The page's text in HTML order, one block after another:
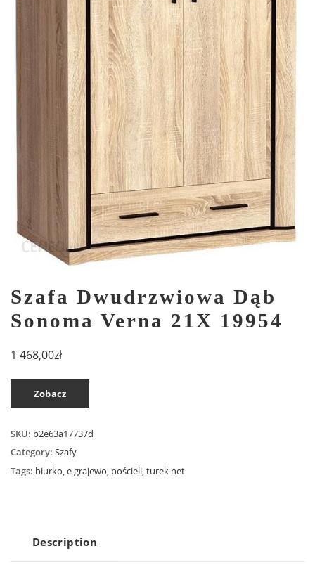
Szafa Dwudrzwiowa Dąb
Sonoma Verna 21X 19954
1 468,00zł
Zobacz
SKU: b2e63a17737d
Category: Szafy
Tags: biurko e grajewo pościeli turek net
Description